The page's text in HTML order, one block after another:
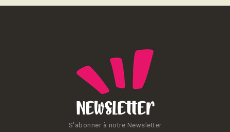
Newsletter
S'abonner à notre Newsletter